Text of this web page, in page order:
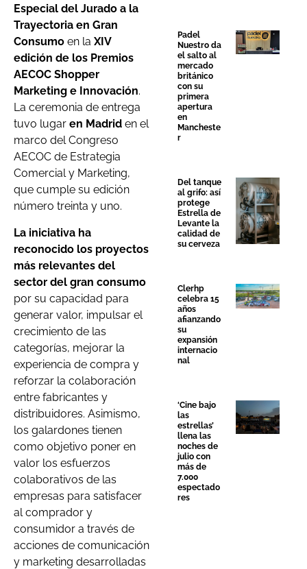
Especial del Jurado a la
Trayectoria en Gran
Consumo en la XIV
edición de los Premios
AECOC Shopper
Marketing e Innovación.
La ceremonia de entrega
tuvo lugar en Madrid en el
marco del Congreso
AECOC de Estrategia
Comercial y Marketing,
que cumple su edición
número treinta y uno.
La iniciativa ha
reconocido los proyectos
más relevantes del
sector del gran consumo
por su capacidad para
generar valor, impulsar el
crecimiento de las
categorías, mejorar la
experiencia de compra y
reforzar la colaboración
entre fabricantes y
distribuidores. Asimismo,
los galardones tienen
como objetivo poner en
valor los esfuerzos
colaborativos de las
empresas para satisfacer
al comprador y
consumidor a través de
acciones de comunicación
y marketing desarrolladas
Padel
Nuestro da
el salto al
mercado
británico
con su
primera
apertura
en
Mancheste
r
Del tanque
al grifo: así
protege
Estrella de
Levante la
calidad de
su cerveza
Clerhp
celebra 15
años
afianzando
su
expansión
internacio
nal
‘Cine bajo
las
estrellas’
llena las
noches de
julio con
más de
7.000
espectado
res